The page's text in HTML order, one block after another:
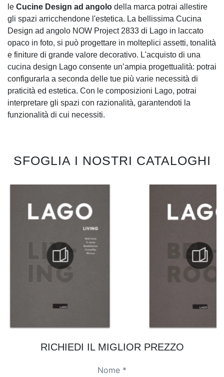
le Cucine Design ad angolo della marca potrai allestire
gli spazi arricchendone l'estetica. La bellissima Cucina
Design ad angolo NOW Project 2833 di Lago in laccato
opaco in foto, si può progettare in molteplici assetti, tonalità
e finiture di grande valore decorativo. L'acquisto di una
cucina design Lago consente un’ampia progettualità: potrai
configurarla a seconda delle tue più varie necessità di
praticità ed estetica. Con le composizioni Lago, potrai
interpretare gli spazi con razionalità, garantendoti la
funzionalità di cui necessiti.
SFOGLIA I NOSTRI CATALOGHI
RICHIEDI IL MIGLIOR PREZZO